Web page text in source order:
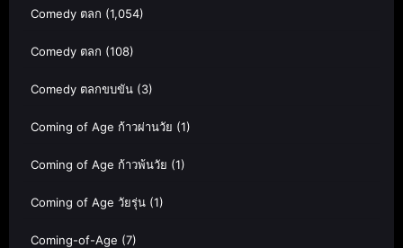
Comedy ตลก (1,054)
Comedy ตลก (108)
Comedy ตลกขบขัน (3)
Coming of Age ก้าวผ่านวัย (1)
Coming of Age ก้าวพ้นวัย (1)
Coming of Age วัยรุ่น (1)
Coming-of-Age (7)